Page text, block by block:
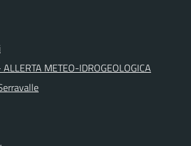
METEO-IDROGEOLOGICA